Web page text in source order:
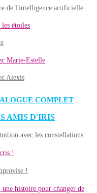
de l'intelligence artificielle
étoiles
Marie-Estelle
Alexis
COMPLET
AMIS D'IRIS
avec les constellations
!
!
histoire pour changer de